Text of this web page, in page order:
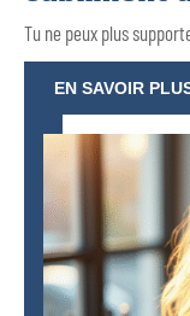
Tu ne peux plus
EN SAVOIR